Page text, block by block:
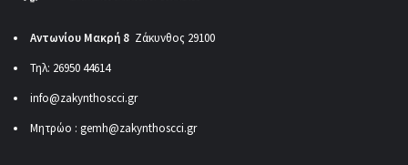
Αντωνίου Μακρή 8 Ζάκυνθος 29100
Τηλ: 26950 44614
info@zakynthoscci.gr
Μητρώο : gemh@zakynthoscci.gr